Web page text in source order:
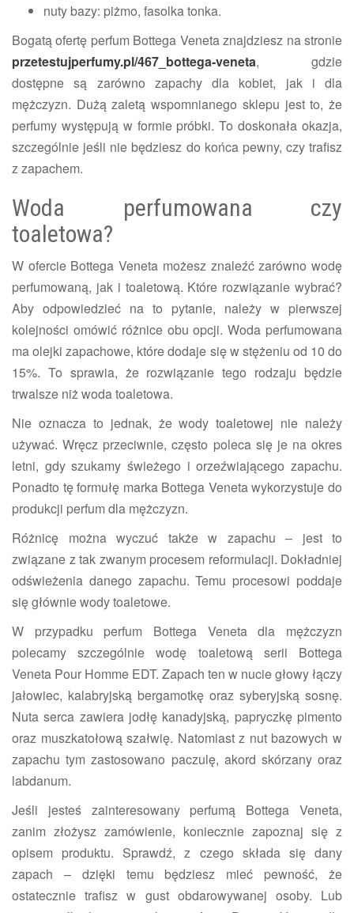
nuty bazy: piżmo, fasolka tonka.
Bogatą ofertę perfum Bottega Veneta znajdziesz na stronie
przetestujperfumy.pl/467_bottega-veneta, gdzie
dostępne są zarówno zapachy dla kobiet, jak i dla
mężczyzn. Dużą zaletą wspomnianego sklepu jest to, że
perfumy występują w formie próbki. To doskonała okazja,
szczególnie jeśli nie będziesz do końca pewny, czy trafisz
z zapachem.
Woda perfumowana czy
toaletowa?
W ofercie Bottega Veneta możesz znaleźć zarówno wodę
perfumowaną, jak i toaletową. Które rozwiązanie wybrać?
Aby odpowiedzieć na to pytanie, należy w pierwszej
kolejności omówić różnice obu opcji. Woda perfumowana
ma olejki zapachowe, które dodaje się w stężeniu od 10 do
15%. To sprawia, że rozwiązanie tego rodzaju będzie
trwalsze niż woda toaletowa.
Nie oznacza to jednak, że wody toaletowej nie należy
używać. Wręcz przeciwnie, często poleca się je na okres
letni, gdy szukamy świeżego i orzeźwiającego zapachu.
Ponadto tę formułę marka Bottega Veneta wykorzystuje do
produkcji perfum dla mężczyzn.
Różnicę można wyczuć także w zapachu – jest to
związane z tak zwanym procesem reformulacji. Dokładniej
odświeżenia danego zapachu. Temu procesowi poddaje
się głównie wody toaletowe.
W przypadku perfum Bottega Veneta dla mężczyzn
polecamy szczególnie wodę toaletową serii Bottega
Veneta Pour Homme EDT. Zapach ten w nucie głowy łączy
jałowiec, kalabryjską bergamotkę oraz syberyjską sosnę.
Nuta serca zawiera jodłę kanadyjską, papryczkę pimento
oraz muszkatołową szałwię. Natomiast z nut bazowych w
zapachu tym zastosowano paczulę, akord skórzany oraz
labdanum.
Jeśli jesteś zainteresowany perfumą Bottega Veneta,
zanim złożysz zamówienie, koniecznie zapoznaj się z
opisem produktu. Sprawdź, z czego składa się dany
zapach – dzięki temu będziesz mieć pewność, że
ostatecznie trafisz w gust obdarowywanej osoby. Lub